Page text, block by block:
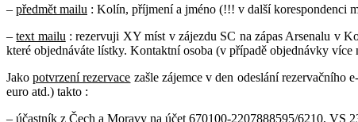
– předmět mailu : Kolín, příjmení a jméno (!!! v další korespondenci
–text mailu : rezervuji XY míst v zájezdu SC na zápas Arsenalu v
které objednáváte lístky. Kontaktní osoba (v případě objednávky
Jakopotvrzení rezervace zašle zájemce v den odeslání
euro atd.) takto :
– účastník z Čech a Moravy na účet 670100-2207888595/6210, VS